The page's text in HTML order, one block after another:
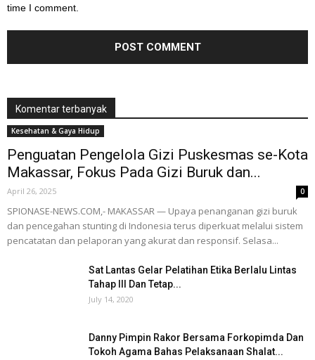
time I comment.
Komentar terbanyak
Kesehatan & Gaya Hidup
Penguatan Pengelola Gizi Puskesmas se-Kota
Makassar, Fokus Pada Gizi Buruk dan...
April 26, 2025 0
SPIONASE-NEWS.COM,- MAKASSAR — Upaya penanganan gizi buruk
dan pencegahan stunting di Indonesia terus diperkuat melalui sistem
pencatatan dan pelaporan yang akurat dan responsif. Selasa...
Sat Lantas Gelar Pelatihan Etika Berlalu Lintas
Tahap III Dan Tetap...
July 14, 2020
Danny Pimpin Rakor Bersama Forkopimda Dan
Tokoh Agama Bahas Pelaksanaan Shalat...